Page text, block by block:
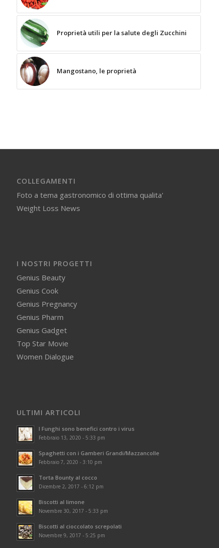
Proprietà utili per la salute degli Zucchini
Mangostano, le proprietà
COLLEGAMENTI
Foto a tema gastronomico di ottima qualita'
Weight Loss News
I NOSTRI PROGETTI
Genius Beauty
Genius Cook
Genius Pregnancy
Genius Pharm
Genius Gadget
Top Star Movie
Women Dialogue
ULTIMI ARTICOLI
I Funghi sono benefici contro i virus
Febbraio 13, 2020 - 5:33 pm
Spaghetti con i Gamberi Grandi/Mazzancolle
Febbraio 7, 2020 - 3:10 pm
Torta Bounty al cocco
Dicembre 2, 2017 - 6:12 pm
Biscotti al limone
Novembre 30, 2017 - 5:33 pm
Biscotti al cioccolato screpolati
Novembre 9, 2017 - 5:25 pm